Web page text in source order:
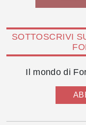
SOTTOSCRIVI
Il mondo di